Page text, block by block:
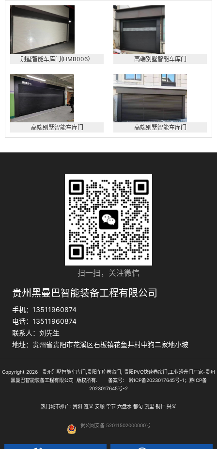
别墅智能车库门(HMB006） 高端别墅智能车库门
高端别墅智能车库门 高端别墅智能车库门
扫一扫，关注微信
贵州黑曼巴智能装备工程有限公司
手机：13511960874
电话：13511960874
联系人：刘先生
地址：贵州省贵阳市花溪区石板镇花鱼井村中狗二家地小坡
Copyright 2026 贵州别墅智能车库门,贵阳车库卷帘门, 贵阳PVC快速卷帘门,工业滑升门厂家-贵州
黑曼巴智能装备工程有限公司 版权所有. 备案号： 黔ICP备2023017645号-1；黔ICP备
2023017645号-2
热门城市推广: 贵阳 遵义 安顺 毕节 六盘水 都匀 凯里 铜仁 兴义
贵公网安备 52011502000000号